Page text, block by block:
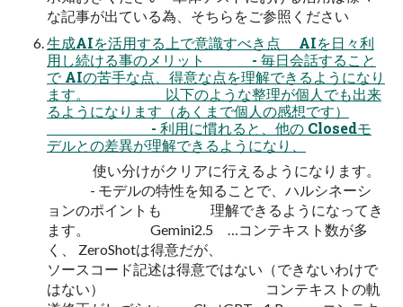
な記事が出ている為、そちらをご参照ください
生成AIを活用する上で意識すべき点 AIを日々利
用し続ける事のメリット - 毎日会話すること
で AIの苦手な点、得意な点を理解できるようになり
ます。 以下のような整理が個人でも出来
るようになります（あくまで個人の感想です）
- 利用に慣れると、他の Closedモ
デルとの差異が理解できるようになり、
使い分けがクリアに行えるようになります。
- モデルの特性を知ることで、ハルシネーシ
ョンのポイントも 理解できるようになってき
ます。 Gemini2.5 …コンテキスト数が多
く、 ZeroShotは得意だが、
ソースコード記述は得意ではない（できないわけで
はない） コンテキストの軌